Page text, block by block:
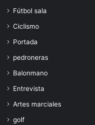
Fútbol sala
Ciclismo
Portada
pedroneras
Balonmano
Entrevista
Artes marciales
golf